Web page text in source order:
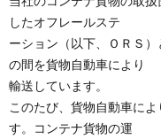
したオフレールステ
ーション（以下、ＯＲＳ
の間を貨物自動車により
輸送しています。
このたび、貨物自動車に
す。コンテナ貨物の運